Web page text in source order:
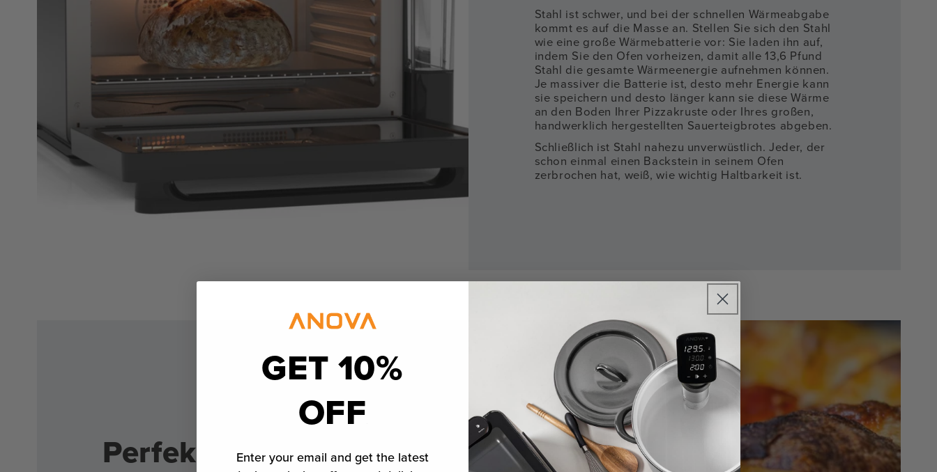
Stahl ist schwer, und bei der schnellen Wärmeabgabe
kommt es auf die Masse an. Stellen Sie sich den Stahl
wie eine große Wärmebatterie vor: Sie laden ihn auf,
indem Sie den Ofen vorheizen, damit alle 13,6 Pfund
Stahl die gesamte Wärmeenergie aufnehmen können.
Je massiver die Batterie ist, desto mehr Energie kann
sie speichern und desto länger kann sie diese Wärme
an den Boden Ihrer Pizzakruste oder Ihres großen,
handwerklich hergestellten Sauerteigbrotes abgeben.
Schließlich ist Stahl nahezu unverwüstlich. Jeder, der
schon einmal einen Backstein in seinem Ofen
zerbrochen hat, weiß, wie wichtig Haltbarkeit ist.
Perfekte Pizza,
GET 10%
OFF
Enter your email and get the latest